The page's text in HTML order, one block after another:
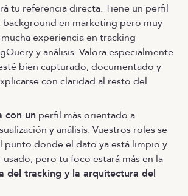
tu referencia directa. Tiene un perfil
en marketing pero muy
experiencia en tracking
y análisis. Valora especialmente
bien capturado, documentado y
con claridad al resto del
con un perfil más orientado a
y análisis. Vuestros roles se
punto donde el dato ya está limpio y
usado, pero tu foco estará más en la
del tracking y la arquitectura del